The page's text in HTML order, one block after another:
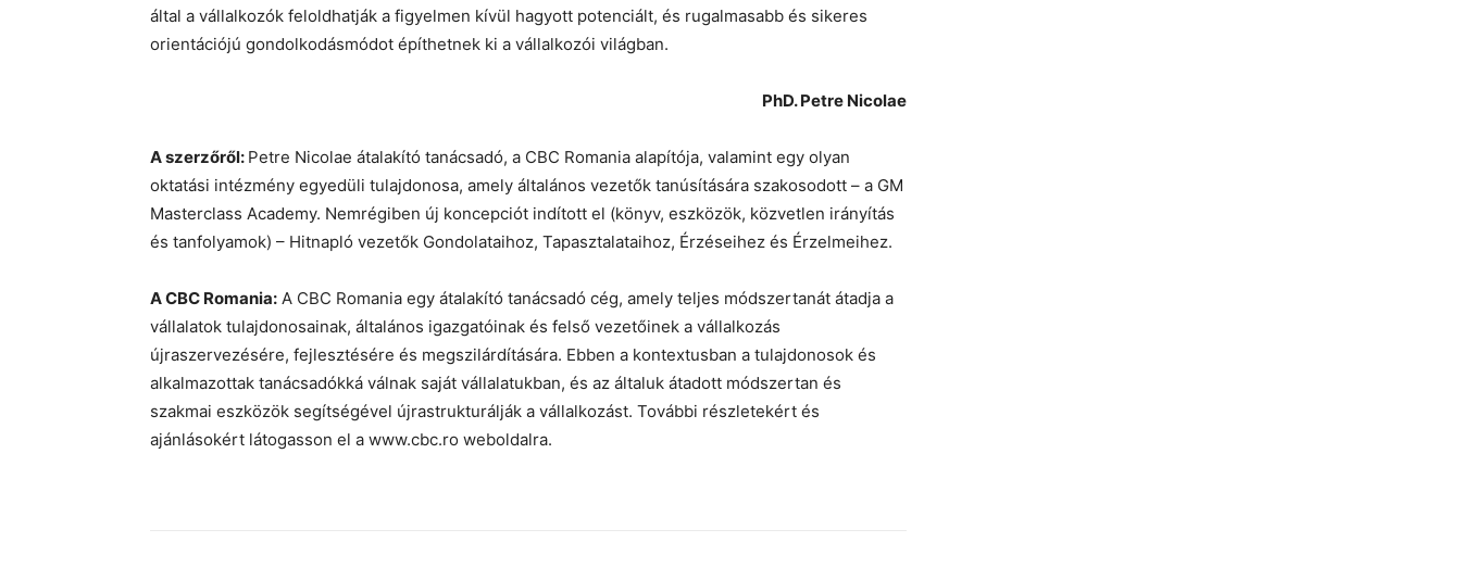
által a vállalkozók feloldhatják a figyelmen kívül hagyott potenciált, és rugalmasabb és sikeres
orientációjú gondolkodásmódot építhetnek ki a vállalkozói világban.
PhD. Petre Nicolae
A szerzőről: Petre Nicolae átalakító tanácsadó, a CBC Romania alapítója, valamint egy olyan
oktatási intézmény egyedüli tulajdonosa, amely általános vezetők tanúsítására szakosodott – a GM
Masterclass Academy. Nemrégiben új koncepciót indított el (könyv, eszközök, közvetlen irányítás
és tanfolyamok) – Hitnapló vezetők Gondolataihoz, Tapasztalataihoz, Érzéseihez és Érzelmeihez.
A CBC Romania: A CBC Romania egy átalakító tanácsadó cég, amely teljes módszertanát átadja a
vállalatok tulajdonosainak, általános igazgatóinak és felső vezetőinek a vállalkozás
újraszervezésére, fejlesztésére és megszilárdítására. Ebben a kontextusban a tulajdonosok és
alkalmazottak tanácsadókká válnak saját vállalatukban, és az általuk átadott módszertan és
szakmai eszközök segítségével újrastrukturálják a vállalkozást. További részletekért és
ajánlásokért látogasson el a www.cbc.ro weboldalra.